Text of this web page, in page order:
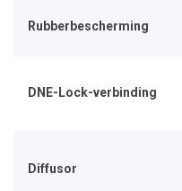
Rubberbescherming
DNE-Lock-verbinding
Diffusor